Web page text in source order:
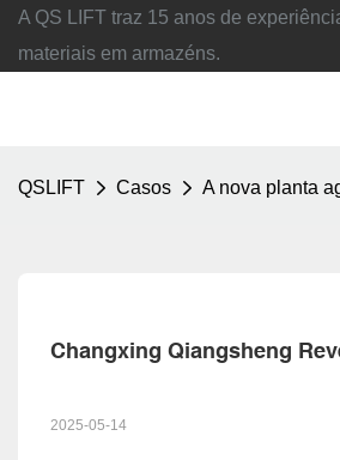
A QS LIFT traz 15 anos de
materiais em armazéns.
QSLIFT Casos A nova planta
Changxing Qiangsheng
2025-05-14